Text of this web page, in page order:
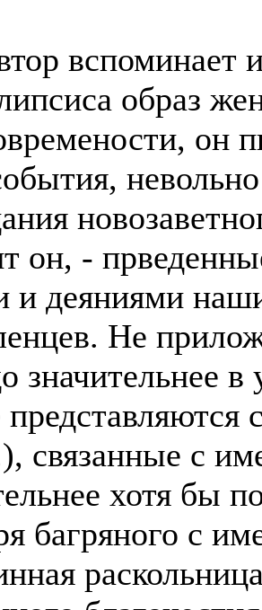
вспоминает
образ
он
он, -
и деяниями
Не
значительнее
связанные с
хотя бы
багряного с